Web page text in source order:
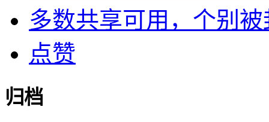
多数共享可用，个别被
点赞
归档